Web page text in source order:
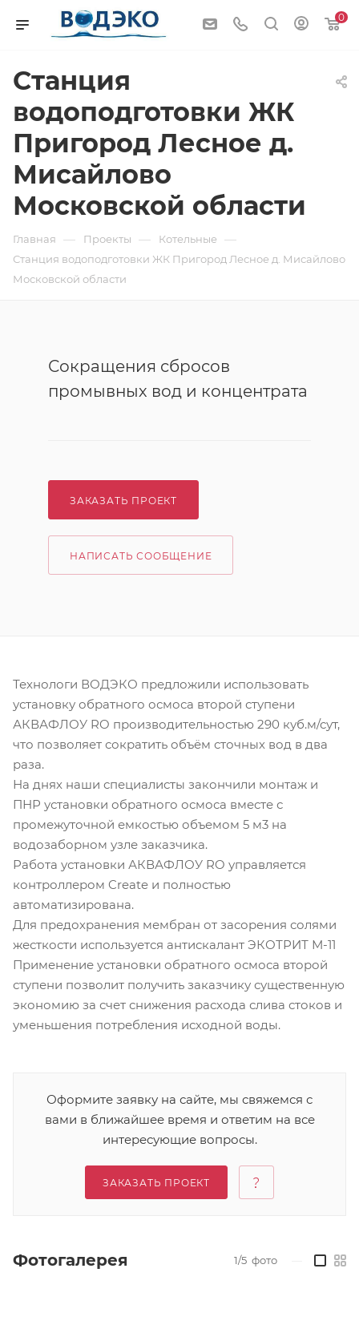
0
Станция
водоподготовки ЖК
Пригород Лесное д.
Мисайлово
Московской области
Главная — Проекты — Котельные —
Станция водоподготовки ЖК Пригород Лесное д. Мисайлово
Московской области
Сокращения сбросов
промывных вод и концентрата
ЗАКАЗАТЬ ПРОЕКТ
НАПИСАТЬ СООБЩЕНИЕ
Технологи ВОДЭКО предложили использовать
установку обратного осмоса второй ступени
АКВАФЛОУ RO производительностью 290 куб.м/сут,
что позволяет сократить объём сточных вод в два
раза.
На днях наши специалисты закончили монтаж и
ПНР установки обратного осмоса вместе с
промежуточной емкостью объемом 5 м3 на
водозаборном узле заказчика.
Работа установки АКВАФЛОУ RO управляется
контроллером Create и полностью
автоматизирована.
Для предохранения мембран от засорения солями
жесткости используется антискалант ЭКОТРИТ М-11
Применение установки обратного осмоса второй
ступени позволит получить заказчику существенную
экономию за счет снижения расхода слива стоков и
уменьшения потребления исходной воды.
Оформите заявку на сайте, мы свяжемся с
вами в ближайшее время и ответим на все
интересующие вопросы.
ЗАКАЗАТЬ ПРОЕКТ
Фотогалерея 1/5 фото